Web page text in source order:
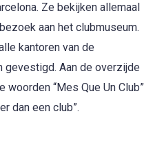
Ze bekijken allemaal
aan het clubmuseum.
kantoren van de
Aan de overzijde
“Mes Que Un Club”
dan een club”.